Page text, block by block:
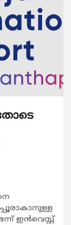
ഇന്‍വെസ്റ്റ്